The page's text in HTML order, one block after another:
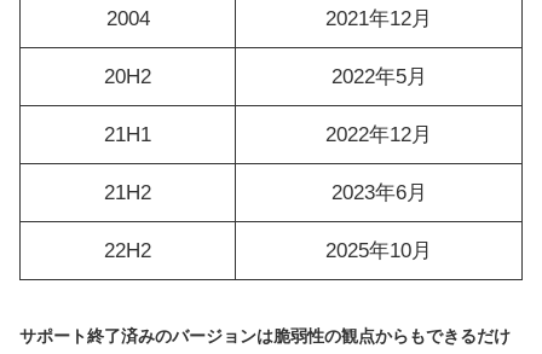
2004 2021年12月
20H2 2022年5月
21H1 2022年12月
21H2 2023年6月
22H2 2025年10月
サポート終了済みのバージョンは脆弱性の観点からもできるだけ